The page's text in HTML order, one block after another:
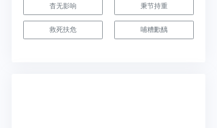
杳无影响 秉节持重
救死扶危 哺糟歠醨